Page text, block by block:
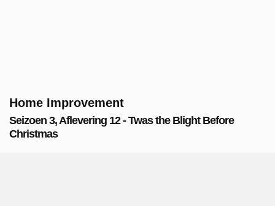
Home Improvement
Seizoen 3, Aflevering 12 - Twas the Blight Before
Christmas